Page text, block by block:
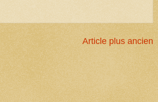
Article plus ancien